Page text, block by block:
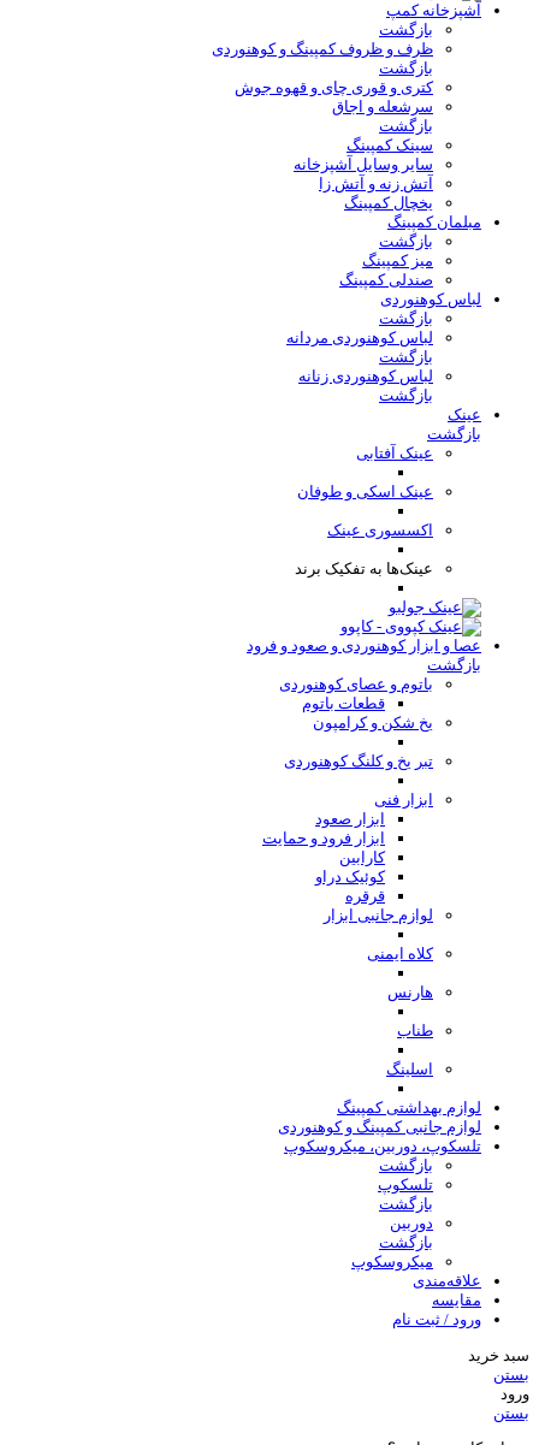
آشپزخانه کمپ
بازگشت
ظرف و ظروف کمپینگ و کوهنوردی
بازگشت
کتری و قوری چای و قهوه جوش
سرشعله و اجاق
بازگشت
سینک کمپینگ
سایر وسایل آشپزخانه
آتش زنه و آتش زا
یخچال کمپینگ
مبلمان کمپینگ
بازگشت
میز کمپینگ
صندلی کمپینگ
لباس کوهنوردی
بازگشت
لباس کوهنوردی مردانه
بازگشت
لباس کوهنوردی زنانه
بازگشت
عینک
بازگشت
عینک آفتابی
عینک اسکی و طوفان
اکسسوری عینک
عینک‌ها به تفکیک برند
عصا و ابزار کوهنوردی و صعود و فرود
بازگشت
باتوم و عصای کوهنوردی
قطعات باتوم
یخ شکن و کرامپون
تبر یخ و کلنگ کوهنوردی
ابزار فنی
ابزار صعود
ابزار فرود و حمایت
کارابین
کوئیک دراو
قرقره
لوازم جانبی ابزار
کلاه ایمنی
هارنس
طناب
اسلینگ
لوازم بهداشتی کمپینگ
لوازم جانبی کمپینگ و کوهنوردی
تلسکوپ، دوربین، میکروسکوپ
بازگشت
تلسکوپ
بازگشت
دوربین
بازگشت
میکروسکوپ
علاقه‌مندی
مقایسه
ورود / ثبت نام
سبد خرید
بستن
ورود
بستن